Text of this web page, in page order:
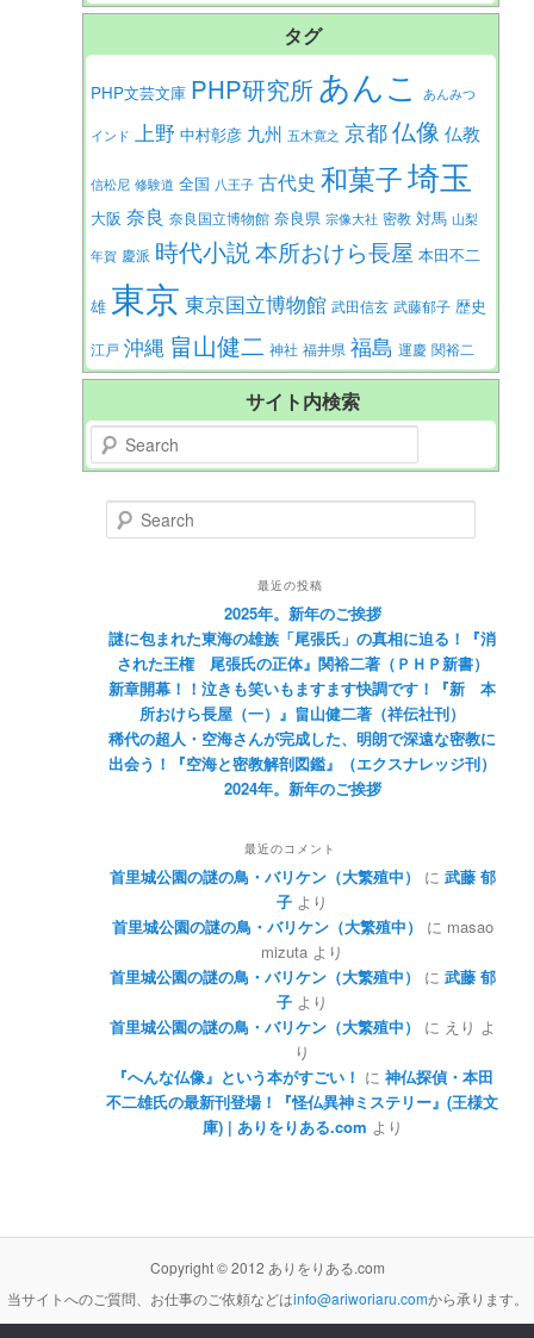
タグ
PHP文芸文庫 PHP研究所あんこ あんみつ
インド 上野 中村彰彦 九州 五木寛之 京都仏像 仏教
信松尼 修験道 全国 八王子 古代史 和菓子埼玉
大阪 奈良 奈良国立博物館 奈良県 宗像大社 密教 対馬 山梨
年賀 慶派 時代小説本所おけら長屋 本田不二
雄 東京 東京国立博物館 武田信玄 武藤郁子 歴史
江戸 沖縄 畠山健二 神社 福井県 福島 運慶 関裕二
サイト内検索
Search
Search
最近の投稿
2025年。新年のご挨拶
謎に包まれた東海の雄族「尾張氏」の真相に迫る！『消
された王権 尾張氏の正体』関裕二著（ＰＨＰ新書）
新章開幕！！泣きも笑いもますます快調です！『新 本
所おけら長屋（一）』畠山健二著（祥伝社刊）
稀代の超人・空海さんが完成した、明朗で深遠な密教に
出会う！『空海と密教解剖図鑑』（エクスナレッジ刊）
2024年。新年のご挨拶
最近のコメント
首里城公園の謎の鳥・バリケン（大繁殖中） に 武藤 郁
子 より
首里城公園の謎の鳥・バリケン（大繁殖中）
に masao
mizuta より
首里城公園の謎の鳥・バリケン（大繁殖中）
に 武藤 郁
子 より
首里城公園の謎の鳥・バリケン（大繁殖中）
に えり よ
り
『へんな仏像』という本がすごい！ に 神仏探偵・本田
不二雄氏の最新刊登場！『怪仏異神ミステリー』(王様文
庫) | ありをりある.com より
Copyright © 2012 ありをりある.com
当サイトへのご質問、お仕事のご依頼などはinfo@ariworiaru.comから承ります。